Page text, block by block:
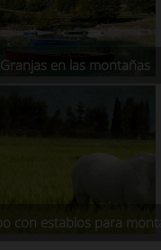
Granjas en las montañas
con establos para